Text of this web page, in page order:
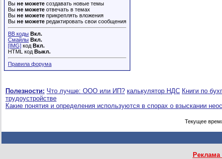
Вы не можете создавать новые темы
Вы не можете отвечать в темах
Вы не можете прикреплять вложения
Вы не можете редактировать свои сообщения
BB коды Вкл.
Смайлы Вкл.
[IMG] код Вкл.
HTML код Выкл.
Правила форума
Полезности: Что лучше: ООО или ИП? калькулятор НДС Книги по
трудоустройстве
Какие понятия и определения используются в спорах о взыскании
Текущее